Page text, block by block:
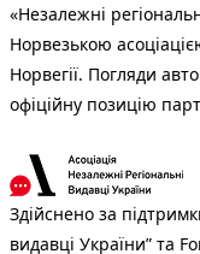
«Незалежні
Норвезькою
Норвегії. Погляди
офіційну позицію
Здійснено за
видавці України” та